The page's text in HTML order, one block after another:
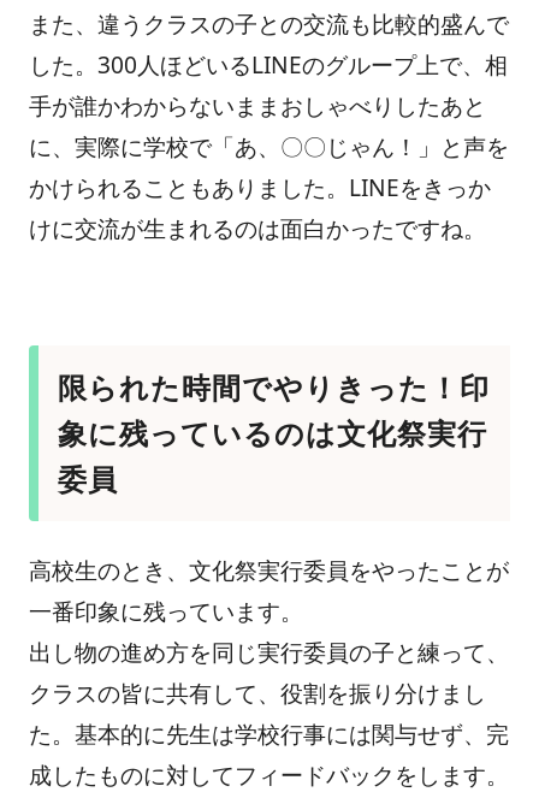
また、違うクラスの子との交流も比較的盛んで
した。300人ほどいるLINEのグループ上で、相
手が誰かわからないままおしゃべりしたあと
に、実際に学校で「あ、〇〇じゃん！」と声を
かけられることもありました。LINEをきっか
けに交流が生まれるのは面白かったですね。
限られた時間でやりきった！印
象に残っているのは文化祭実行
委員
高校生のとき、文化祭実行委員をやったことが
一番印象に残っています。
出し物の進め方を同じ実行委員の子と練って、
クラスの皆に共有して、役割を振り分けまし
た。基本的に先生は学校行事には関与せず、完
成したものに対してフィードバックをします。